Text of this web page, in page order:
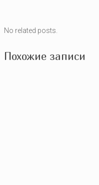
No related posts.
Похожие записи